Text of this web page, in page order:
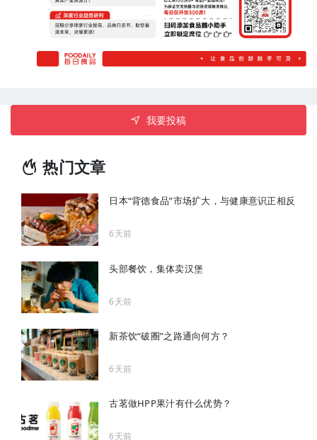
我要投稿
热门文章
日本“背德食品”市场扩大，与健康意识正相反
6天前
头部餐饮，集体卖汉堡
6天前
新茶饮“破圈”之路通向何方？
6天前
古茗做HPP果汁有什么优势？
6天前